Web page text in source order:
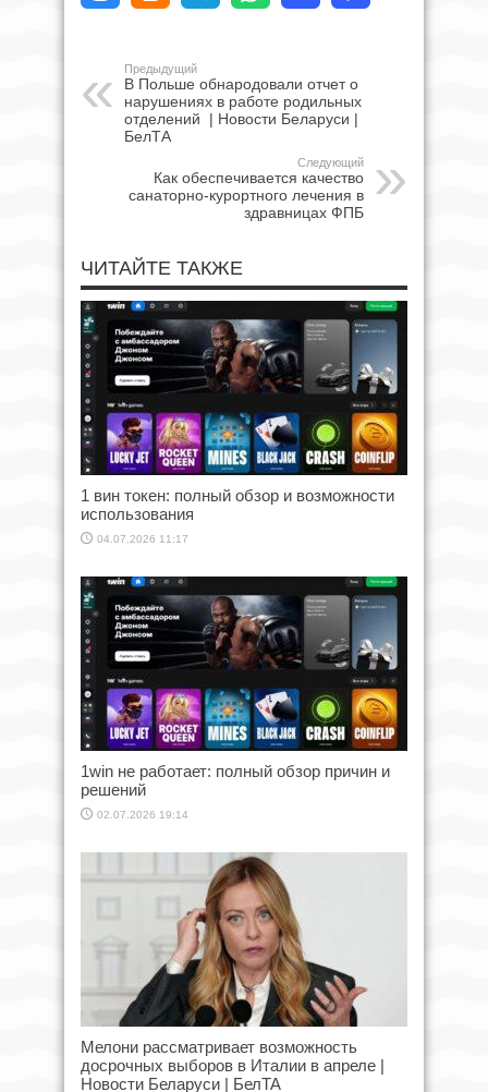
Предыдущий
В Польше обнародовали отчет о
нарушениях в работе родильных
отделений | Новости Беларуси |
БелТА
Следующий
Как обеспечивается качество
санаторно-курортного лечения в
здравницах ФПБ
ЧИТАЙТЕ ТАКЖЕ
1 вин токен: полный обзор и возможности
использования
04.07.2026 11:17
1win не работает: полный обзор причин и
решений
02.07.2026 19:14
Мелони рассматривает возможность
досрочных выборов в Италии в апреле |
Новости Беларуси | БелТА